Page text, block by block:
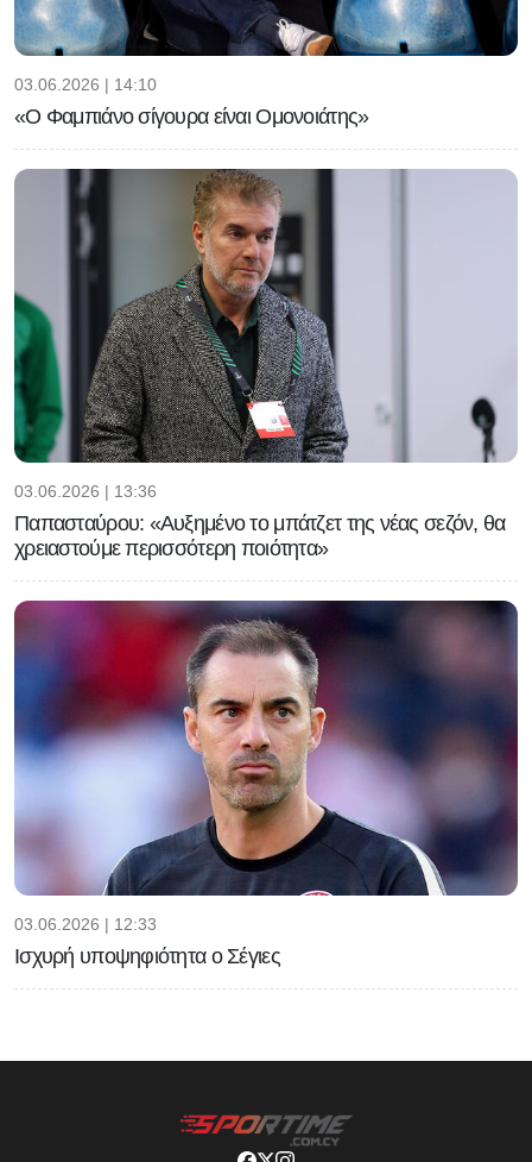
03.06.2026 | 14:10
«Ο Φαμπιάνο σίγουρα είναι Ομονοιάτης»
03.06.2026 | 13:36
Παπασταύρου: «Αυξημένο το μπάτζετ της νέας σεζόν, θα
χρειαστούμε περισσότερη ποιότητα»
03.06.2026 | 12:33
Ισχυρή υποψηφιότητα ο Σέγιες